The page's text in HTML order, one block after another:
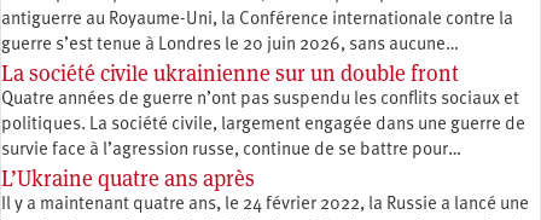
antiguerre au Royaume-Uni, la Conférence internationale contre la
guerre s’est tenue à Londres le 20 juin 2026, sans aucune…
La société civile ukrainienne sur un double front
Quatre années de guerre n’ont pas suspendu les conflits sociaux et
politiques. La société civile, largement engagée dans une guerre de
survie face à l’agression russe, continue de se battre pour…
L’Ukraine quatre ans après
Il y a maintenant quatre ans, le 24 février 2022, la Russie a lancé une